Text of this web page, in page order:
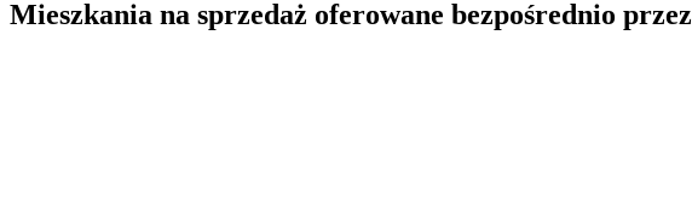
Mieszkania na sprzedaż oferowane bezpośrednio przez